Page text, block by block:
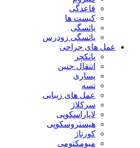
قاعدگی
کیست ها
یائسگی
یائسگی زودرس
عمل های جراحی
پانکچر
انتقال جنین
پساری
تسه
عمل های زیبایی
سرکلاژ
لاپاراسکوپی
هیستروسکوپی
کورتاژ
میومکتومی